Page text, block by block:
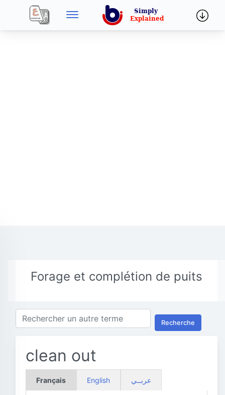
Forage et complétion de puits
Recherche
clean out
Français English عربــي